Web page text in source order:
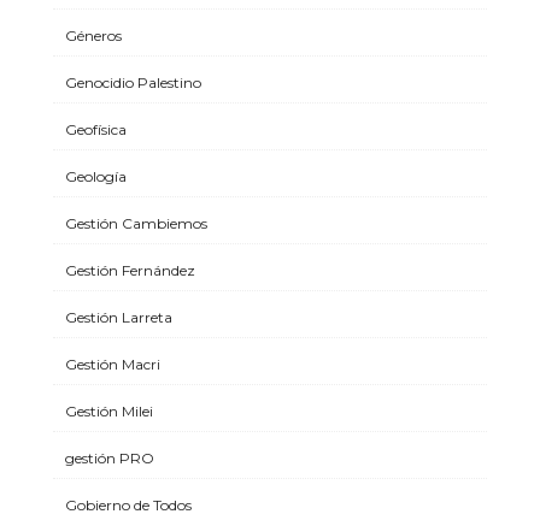
Géneros
Genocidio Palestino
Geofísica
Geología
Gestión Cambiemos
Gestión Fernández
Gestión Larreta
Gestión Macri
Gestión Milei
gestión PRO
Gobierno de Todos